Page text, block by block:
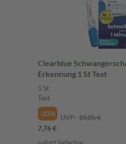
Clearblue
Erkennung 1 St Test
1 St
Test
-23%
UVP: 10,05 €
7,76 €
sofort lieferbar